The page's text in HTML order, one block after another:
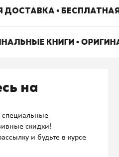
•
КНИГИ •
на
специальные
скидки!
и будьте в курсе